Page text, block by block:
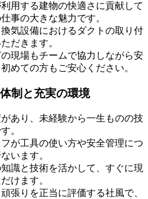
用する建物の快適さに貢献して
事の大きな魅力です。
気設備におけるダクトの取り付
だきます。
現場もチームで協力しながら安
めての方もご安心ください。
制と充実の環境
あり、未経験から一生ものの技
。
が工具の使い方や安全管理につ
います。
識と技術を活かして、すぐに現
けます。
張りを正当に評価する社風で、